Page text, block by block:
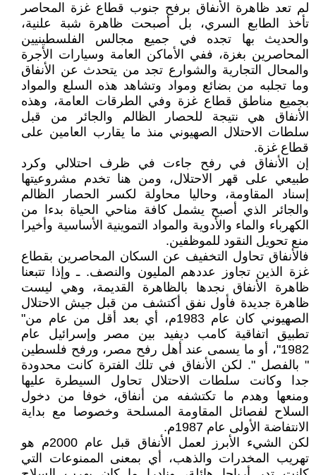
لم تعد ظاهرة الأنفاق برفح جنوب قطاع غزة المحاصر
تأخذ الطابع السري، بل أصبحت ظاهرة شبة علنية،
والحديث بها تجده في جميع مجالس الفلسطينيين
المحاصرين بغزة، ففي الأماكن العامة وسيارات الأجرة
والمحال التجارية والشوارع تجد من يتحدث عن الأنفاق
وما تجلبه من بضائع ومواد وتشاهد هذه السلع والمواد
بجميع مناطق قطاع غزة وفي الطرقات العامة، وهذه
الأنفاق هي نتيجة للحصار الظالم والجائر من قبل
سلطات الاحتلال الصهيوني منذ ما يقارب العامين على
قطاع غزة.
إن الأنفاق في رفح جاءت في ظرف احتلالي وكرد
طبيعي على قهر الاحتلال، ومن هنا تخدم مشروعيتها
إسناد المقاومة، وحاليا محاولة لكسر الحصار الظالم
والجائر الذي أصبح يشمل كافة مناحي الحياة بدءا من
الكهرباء والماء والأدوية والمواد التموينية الأساسية وأخيرا
منع تحويل النقود للموظفين.
فالأنفاق تحاول التخفيف عن السكان المحاصرين بقطاع
غزة الذين تجاوز عددهم المليون والنصف. ـ وإذا تتبعنا
ظاهرة الأنفاق نجدها بالظاهرة القديمة، وهي ليست
ظاهرة جديدة فأول نفق أكتشف من قبل جيش الاحتلال
الصهيوني كان عام 1983م، أي بعد أقل من عام من"
تطبيق اتفاقية كامب ديفيد بين مصر وإسرائيل عام
1982"، أو ما يسمى عند أهل رفح مصر، ورفح فلسطين
" بالفصل ". لكن الأنفاق في تلك الفترة كانت محدودة
جدا وكانت سلطات الاحتلال تحاول السيطرة عليها
ومنعها وهدم ما تكتشفه من أنفاق، خوفا من دخول
السلاح لفصائل المقاومة المسلحة وخصوصا مع بداية
الانتفاضة الأولى عام 1987م.
لكن الشيء الأبرز لعمل الأنفاق قبل عام 2000م هو
تهريب المخدرات والذهب، أي بمعنى الممنوعات التي